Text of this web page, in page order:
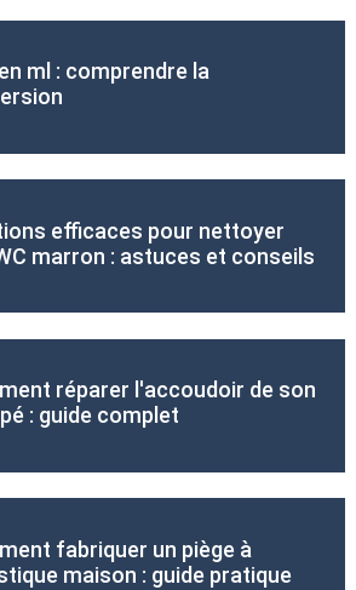
ml : comprendre la
efficaces pour nettoyer
marron : astuces et conseils
réparer l'accoudoir de son
: guide complet
fabriquer un piège à
maison : guide pratique